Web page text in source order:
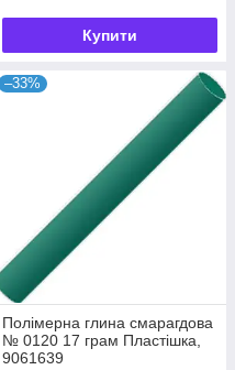
Купити
–33%
Полімерна глина смарагдова
№ 0120 17 грам Пластішка,
9061639